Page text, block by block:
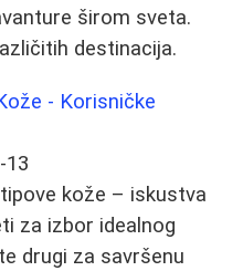
širom sveta.
destinacija.
- Korisničke
13
kože – iskustva
za izbor idealnog
drugi za savršenu